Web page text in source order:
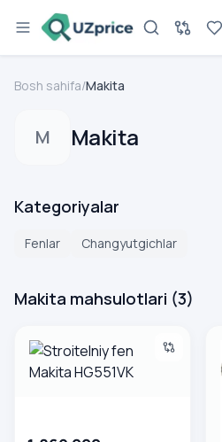
Bosh sahifa/Makita
M Makita
Kategoriyalar
Fenlar Changyutgichlar
Makita mahsulotlari (3)
Stroitelniy fen Makita HG551VK